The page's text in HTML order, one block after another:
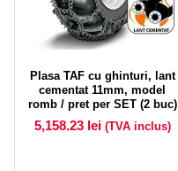
Plasa TAF cu ghinturi, lant
cementat 11mm, model
romb / pret per SET (2 buc)
5,158.23 lei (TVA inclus)